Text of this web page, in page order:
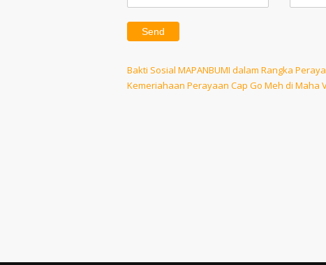
Post
navigation
Previous
Post
Bakti Sosial MAPANBUMI dalam Rangka
Next
Kemeriahaan Perayaan Cap Go Meh di Maha